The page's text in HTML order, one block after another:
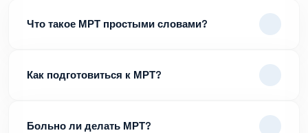
Что такое МРТ простыми словами?
Как подготовиться к МРТ?
Больно ли делать МРТ?